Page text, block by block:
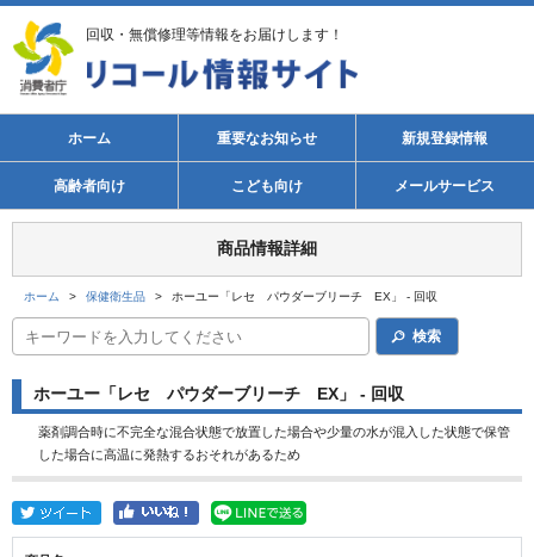
回収・無償修理等情報をお届けします！
ホーム 重要なお知らせ 新規登録情報
高齢者向け こども向け メールサービス
商品情報詳細
ホーム > 保健衛生品 > ホーユー「レセ パウダーブリーチ EX」 - 回収
検索
ホーユー「レセ パウダーブリーチ EX」 - 回収
薬剤調合時に不完全な混合状態で放置した場合や少量の水が混入した状態で保管
した場合に高温に発熱するおそれがあるため